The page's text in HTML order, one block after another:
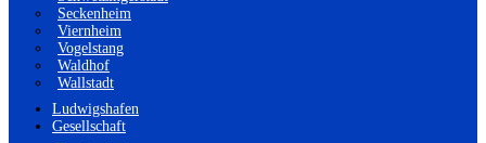
Seckenheim
Viernheim
Vogelstang
Waldhof
Wallstadt
Ludwigshafen
Gesellschaft